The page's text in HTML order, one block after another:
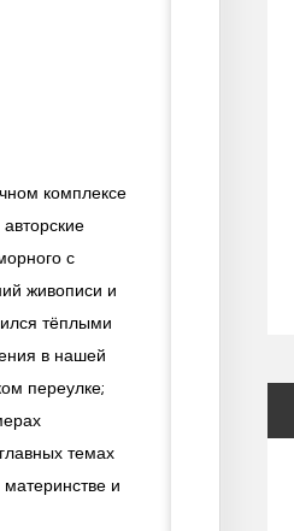
комплексе
с
живописи и
тёплыми
в нашей
переулке;
темах
и